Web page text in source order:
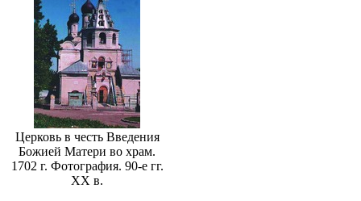
Церковь в честь Введения
Божией Матери во храм.
1702 г. Фотография. 90-е гг.
ХХ в.